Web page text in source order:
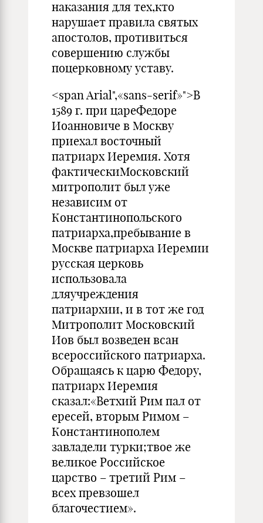
наказания для тех,кто
нарушает правила святых
апостолов, противиться
совершению службы
поцерковному уставу.
<span Arial",«sans-serif»">В
1589 г. при цареФедоре
Иоанновиче в Москву
приехал восточный
патриарх Иеремия. Хотя
фактическиМосковский
митрополит был уже
независим от
Константинопольского
патриарха,пребывание в
Москве патриарха Иеремии
русская церковь
использовала
дляучреждения
патриархии, и в тот же год
Митрополит Московский
Иов был возведен всан
всероссийского патриарха.
Обращаясь к царю Федору,
патриарх Иеремия
сказал:«Ветхий Рим пал от
ересей, вторым Римом –
Константинополем
завладели турки;твое же
великое Российское
царство – третий Рим –
всех превзошел
благочестием».